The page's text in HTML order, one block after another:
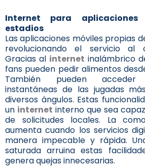
Internet para aplicaciones
estadios
Las aplicaciones móviles propias
revolucionando el servicio al
Gracias al internet inalámbrico
fans pueden pedir alimentos
También pueden
instantáneas de las jugadas
diversos ángulos. Estas
un internet interno que sea
de solicitudes locales. La
aumenta cuando los servicios
manera impecable y rápida.
saturada arruina estas
genera quejas innecesarias.